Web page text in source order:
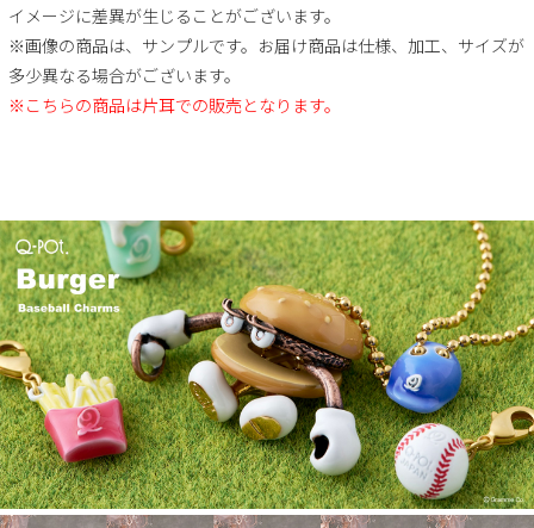
イメージに差異が生じることがございます。
※画像の商品は、サンプルです。お届け商品は仕様、加工、サイズが
多少異なる場合がございます。
※こちらの商品は片耳での販売となります。